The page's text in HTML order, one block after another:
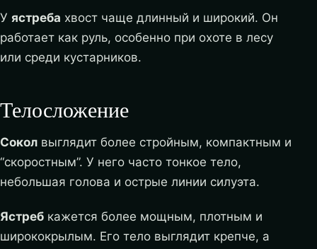
У ястреба хвост чаще длинный и широкий. Он
работает как руль, особенно при охоте в лесу
или среди кустарников.
Телосложение
Сокол выглядит более стройным, компактным и
“скоростным”. У него часто тонкое тело,
небольшая голова и острые линии силуэта.
Ястреб кажется более мощным, плотным и
ширококрылым. Его тело выглядит крепче, а